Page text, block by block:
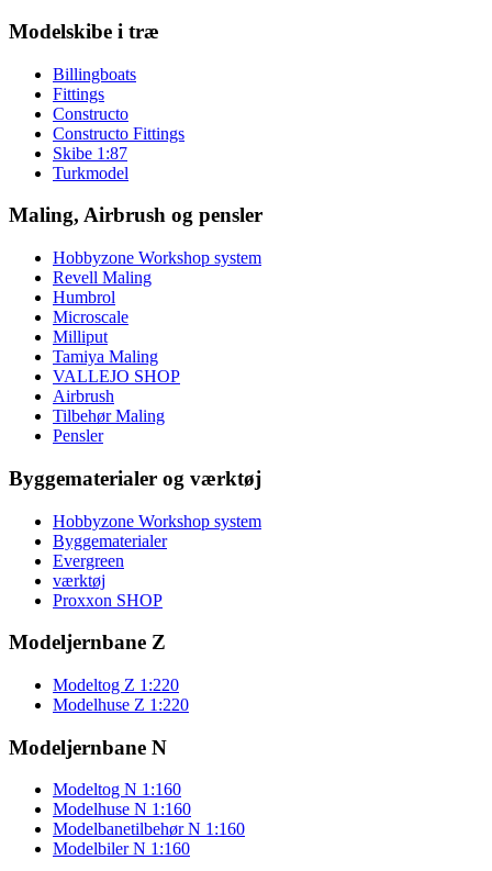
Modelskibe i træ
Billingboats
Fittings
Constructo
Constructo Fittings
Skibe 1:87
Turkmodel
Maling, Airbrush og pensler
Hobbyzone Workshop system
Revell Maling
Humbrol
Microscale
Milliput
Tamiya Maling
VALLEJO SHOP
Airbrush
Tilbehør Maling
Pensler
Byggematerialer og værktøj
Hobbyzone Workshop system
Byggematerialer
Evergreen
værktøj
Proxxon SHOP
Modeljernbane Z
Modeltog Z 1:220
Modelhuse Z 1:220
Modeljernbane N
Modeltog N 1:160
Modelhuse N 1:160
Modelbanetilbehør N 1:160
Modelbiler N 1:160